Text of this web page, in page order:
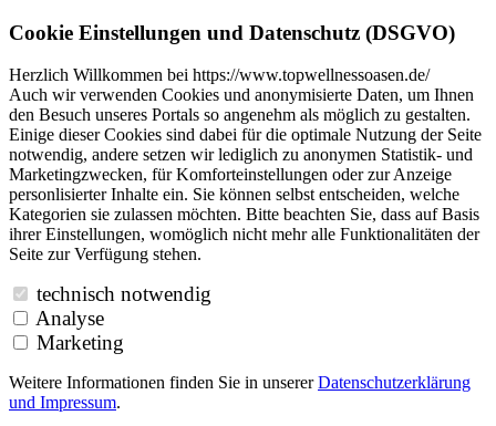
Cookie Einstellungen und Datenschutz (DSGVO)
Herzlich Willkommen bei https://www.topwellnessoasen.de/
Auch wir verwenden Cookies und anonymisierte Daten, um Ihnen
den Besuch unseres Portals so angenehm als möglich zu gestalten.
Einige dieser Cookies sind dabei für die optimale Nutzung der Seite
notwendig, andere setzen wir lediglich zu anonymen Statistik- und
Marketingzwecken, für Komforteinstellungen oder zur Anzeige
personlisierter Inhalte ein. Sie können selbst entscheiden, welche
Kategorien sie zulassen möchten. Bitte beachten Sie, dass auf Basis
ihrer Einstellungen, womöglich nicht mehr alle Funktionalitäten der
Seite zur Verfügung stehen.
technisch notwendig
Analyse
Marketing
Weitere Informationen finden Sie in unsererDatenschutzerklärung
und Impressum.